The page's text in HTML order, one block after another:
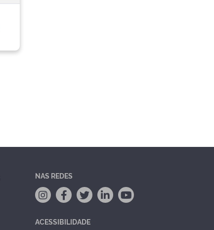
NAS REDES
ACESSIBILIDADE